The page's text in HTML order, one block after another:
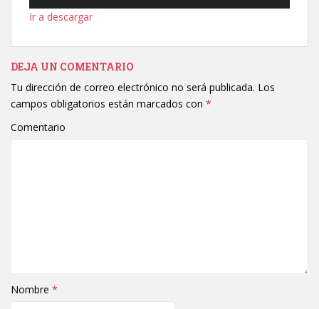
audio
Ir a descargar
DEJA UN COMENTARIO
Tu dirección de correo electrónico no será publicada. Los
campos obligatorios están marcados con *
Comentario
Nombre *